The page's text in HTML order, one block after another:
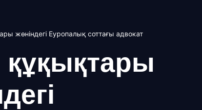
жөніндегі Еуропалық соттағы адвокат